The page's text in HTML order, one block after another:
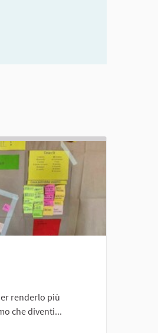
renderlo più
che diventi...